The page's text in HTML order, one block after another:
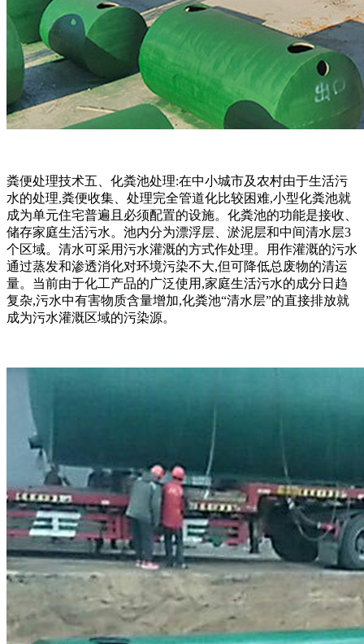
粪便处理技术五、化粪池处理:在中小城市及农村由于生活污
水的处理,粪便收集、处理完全管道化比较困难,小型化粪池就
成为单元住宅普遍且必须配置的设施。化粪池的功能是接收、
储存家庭生活污水。池内分为漂浮层、淤泥层和中间清水层3
个区域。清水可采用污水灌溉的方式作处理。用作灌溉的污水
通过蒸发和渗透消化对环境污染不大,但可降低总废物的清运
量。当前由于化工产品的广泛使用,家庭生活污水的成分日趋
复杂,污水中有害物质含量增加,化粪池“清水层”的直接排放就
成为污水灌溉区域的污染源。